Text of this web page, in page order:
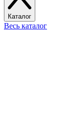
Каталог
Весь каталог